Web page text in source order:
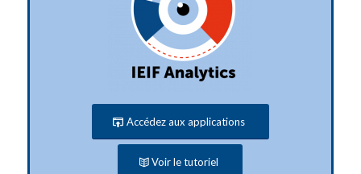
Accédez aux applications
Voir le tutoriel